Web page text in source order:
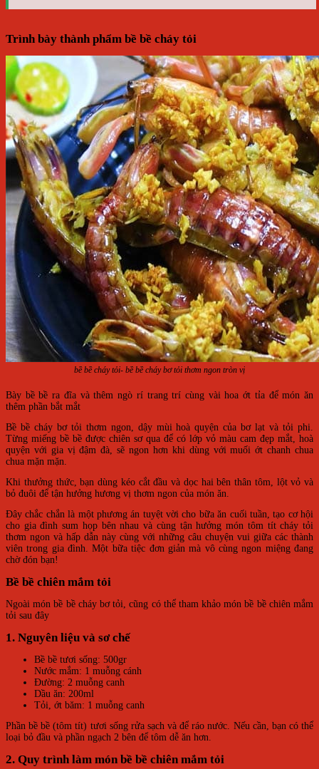
Trình bày thành phẩm bề bề cháy tỏi
bề bề cháy tỏi- bề bề cháy bơ tỏi thơm ngon tròn vị
Bày bề bề ra đĩa và thêm ngò rí trang trí cùng vài hoa ớt tỉa để món ăn
thêm phần bắt mắt
Bề bề cháy bơ tỏi thơm ngon, dậy mùi hoà quyện của bơ lạt và tỏi phi.
Từng miếng bề bề được chiên sơ qua để có lớp vỏ màu cam đẹp mắt, hoà
quyện với gia vị đậm đà, sẽ ngon hơn khi dùng với muối ớt chanh chua
chua mặn mặn.
Khi thưởng thức, bạn dùng kéo cắt đầu và dọc hai bên thân tôm, lột vỏ và
bỏ đuôi để tận hưởng hương vị thơm ngon của món ăn.
Đây chắc chắn là một phương án tuyệt vời cho bữa ăn cuối tuần, tạo cơ hội
cho gia đình sum họp bên nhau và cùng tận hưởng món tôm tít cháy tỏi
thơm ngon và hấp dẫn này cùng với những câu chuyện vui giữa các thành
viên trong gia đình. Một bữa tiệc đơn giản mà vô cùng ngon miệng đang
chờ đón bạn!
Bề bề chiên mắm tỏi
Ngoài món bề bề cháy bơ tỏi, cũng có thể tham khảo món bề bề chiên mắm
tỏi sau đây
1. Nguyên liệu và sơ chế
Bề bề tươi sống: 500gr
Nước mắm: 1 muỗng cánh
Đường: 2 muỗng canh
Dầu ăn: 200ml
Tỏi, ớt băm: 1 muỗng canh
Phần bề bề (tôm tít) tươi sống rửa sạch và để ráo nước. Nếu cần, bạn có thể
loại bỏ đầu và phần ngạch 2 bên để tôm dễ ăn hơn.
2. Quy trình làm món bề bề chiên mắm tỏi